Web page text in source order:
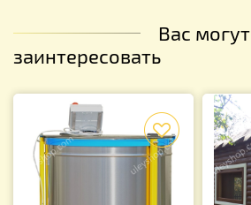
Вас могут
заинтересовать